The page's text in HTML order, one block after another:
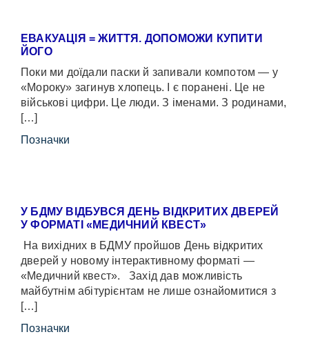
ЕВАКУАЦІЯ = ЖИТТЯ. ДОПОМОЖИ КУПИТИ
ЙОГО
Поки ми доїдали паски й запивали компотом — у
«Мороку» загинув хлопець. І є поранені. Це не
військові цифри. Це люди. З іменами. З родинами,
[…]
Позначки
У БДМУ ВІДБУВСЯ ДЕНЬ ВІДКРИТИХ ДВЕРЕЙ
У ФОРМАТІ «МЕДИЧНИЙ КВЕСТ»
На вихідних в БДМУ пройшов День відкритих
дверей у новому інтерактивному форматі —
«Медичний квест». Захід дав можливість
майбутнім абітурієнтам не лише ознайомитися з
[…]
Позначки